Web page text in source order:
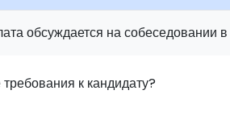
обсуждается на собеседовании
требования к кандидату?